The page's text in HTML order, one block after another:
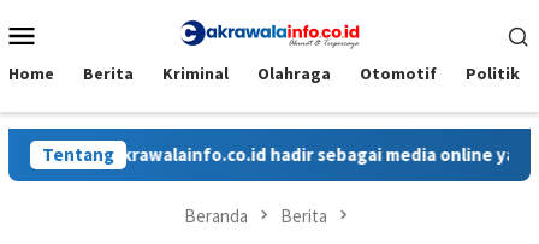
ke
Mobile
Home Berita Kriminal Olahraga Otomotif Politik
Tentang
Cakrawalainfo.co.id hadir sebagai media online yang
Beranda Berita